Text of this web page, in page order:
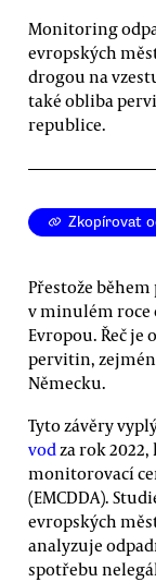
Monitoring
evropských
drogou na
také obliba
republice.
Zkopírovat
Přestože
v minulém roce
Evropou. Řeč je
pervitin,
Německu.
Tyto závěry
vod za rok
monitorovací
(EMCDDA).
evropských
analyzuje
spotřebu